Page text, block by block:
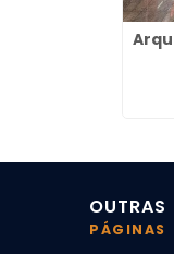
OUTRAS
PÁGINAS